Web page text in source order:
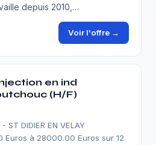
depuis 2010,…
Voir l'offre →
en ind
(H/F)
- ST DIDIER EN VELAY
Euros à 28000.00 Euros sur 12